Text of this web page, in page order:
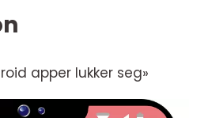
apper lukker seg»